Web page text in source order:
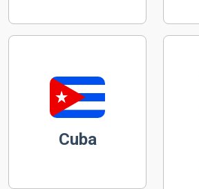
Cuba